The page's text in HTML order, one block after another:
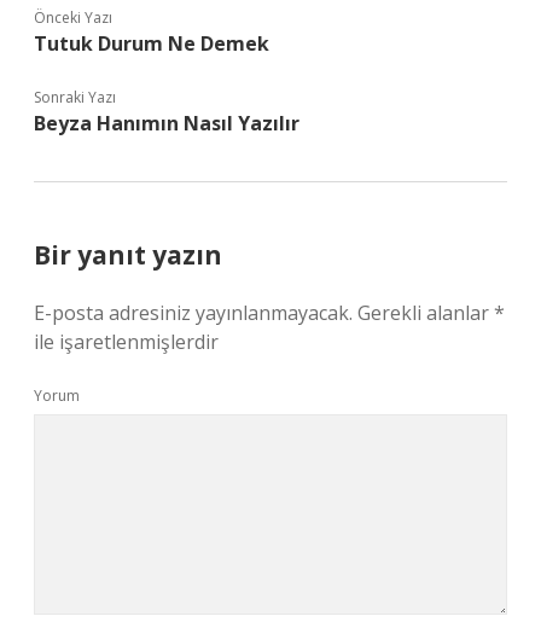
Önceki Yazı
Tutuk Durum Ne Demek
Sonraki Yazı
Beyza Hanımın Nasıl Yazılır
Bir yanıt yazın
E-posta adresiniz yayınlanmayacak. Gerekli alanlar*
ile işaretlenmişlerdir
Yorum